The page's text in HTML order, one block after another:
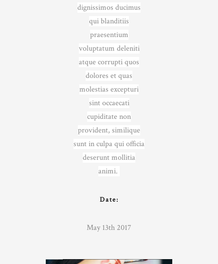
dignissimos ducimus
qui blanditiis
praesentium
voluptatum deleniti
atque corrupti quos
dolores et quas
molestias excepturi
sint occaecati
cupiditate non
provident, similique
sunt in culpa qui officia
deserunt mollitia
animi.
Date:
May 13th 2017